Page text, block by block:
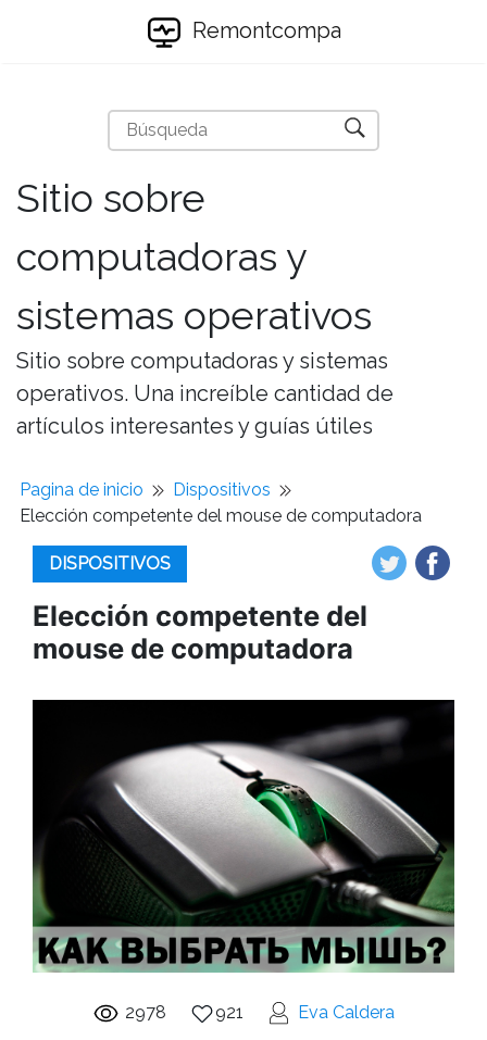
Remontcompa
Sitio sobre
computadoras y
sistemas operativos
Sitio sobre computadoras y sistemas
operativos. Una increíble cantidad de
artículos interesantes y guías útiles
Pagina de inicio
Dispositivos
Elección competente del mouse de computadora
DISPOSITIVOS
Elección competente del
mouse de computadora
2978 921 Eva Caldera